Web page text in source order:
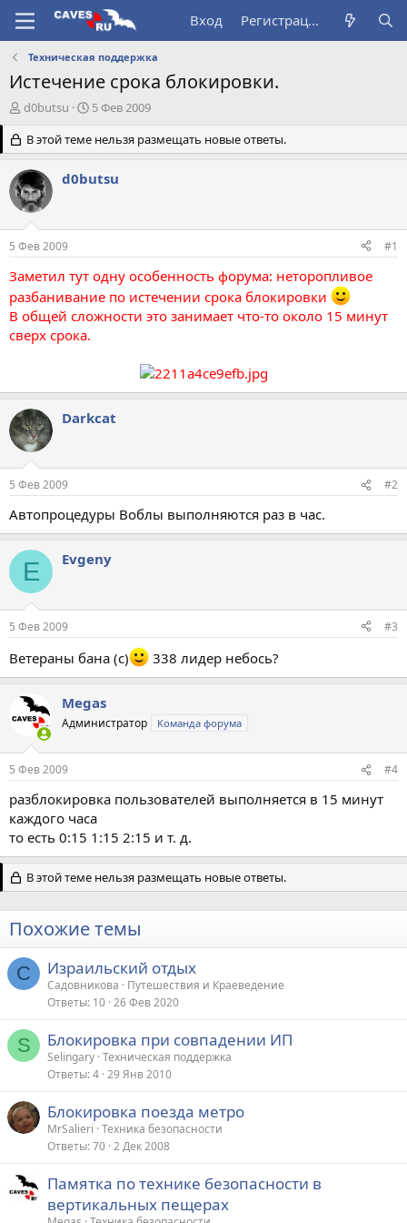
Вход Регистрация
Техническая поддержка
Истечение срока блокировки.
А
т
о
р
т
е
м
d0butsu
Д
т
а
а
а
5 Фев 2009
В этой теме нельзя размещать новые ответы.
d0butsu
5 Фев 2009 #1
Заметил тут одну особенность форума: неторопливое
разбанивание по истечении срока блокировки
В общей сложности это занимает что-то около 15 минут
сверх срока.
Darkcat
5 Фев 2009 #2
Автопроцедуры Воблы выполняются раз в час.
E Evgeny
5 Фев 2009 #3
Ветераны бана (с) 338 лидер небось?
Megas
Администратор Команда форума
5 Фев 2009 #4
разблокировка пользователей выполняется в 15 минут
каждого часа
то есть 0:15 1:15 2:15 и т. д.
В этой теме нельзя размещать новые ответы.
Похожие темы
С Израильский отдых
Садовникова
Путешествия и Краеведение
Ответы 10 26 Фев 2020
S Блокировка при совпадении ИП
Selingary Техническая поддержка
Ответы 4 29 Янв 2010
Блокировка поезда метро
MrSalieri Техника безопасности
Ответы 70 2 Дек 2008
Памятка по технике безопасности в
вертикальных пещерах